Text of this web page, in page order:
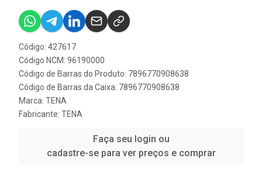
Código: 427617
Código NCM: 96190000
Código de Barras do Produto: 7896770908638
Código de Barras da Caixa: 7896770908638
Marca: TENA
Fabricante: TENA
Faça seu login ou
cadastre-se para ver preços e comprar